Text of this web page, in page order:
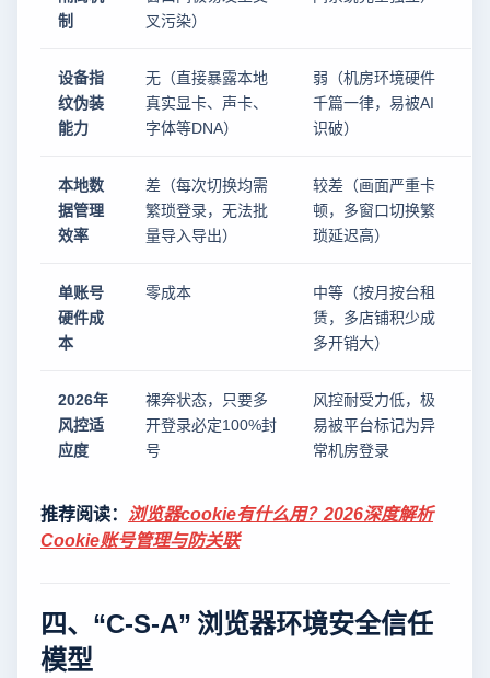
制
叉污染）
设备指
纹伪装
能力
无（直接暴露本地
真实显卡、声卡、
字体等DNA）
弱（机房环境硬件
千篇一律，易被AI
识破）
本地数
据管理
效率
差（每次切换均需
繁琐登录，无法批
量导入导出）
较差（画面严重卡
顿，多窗口切换繁
琐延迟高）
单账号
硬件成
本
零成本
中等（按月按台租
赁，多店铺积少成
多开销大）
2026年
风控适
应度
裸奔状态，只要多
开登录必定100%封
号
风控耐受力低，极
易被平台标记为异
常机房登录
推荐阅读： 浏览器cookie有什么用？2026深度解析
Cookie账号管理与防关联
四、“C-S-A” 浏览器环境安全信任
模型